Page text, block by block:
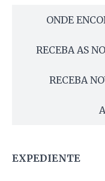
ONDE
RECEBA AS
RECEBA
EXPEDIENTE